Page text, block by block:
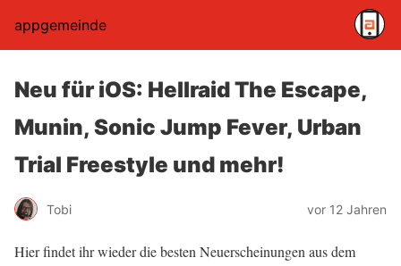
appgemeinde
Neu für iOS: Hellraid The Escape,
Munin, Sonic Jump Fever, Urban
Trial Freestyle und mehr!
Tobi vor 12 Jahren
Hier findet ihr wieder die besten Neuerscheinungen aus dem